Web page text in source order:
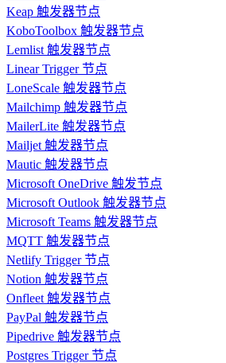
Keap 触发器节点
KoboToolbox 触发器节点
Lemlist 触发器节点
Linear Trigger 节点
LoneScale 触发器节点
Mailchimp 触发器节点
MailerLite 触发器节点
Mailjet 触发器节点
Mautic 触发器节点
Microsoft OneDrive 触发节点
Microsoft Outlook 触发器节点
Microsoft Teams 触发器节点
MQTT 触发器节点
Netlify Trigger 节点
Notion 触发器节点
Onfleet 触发器节点
PayPal 触发器节点
Pipedrive 触发器节点
Postgres Trigger 节点